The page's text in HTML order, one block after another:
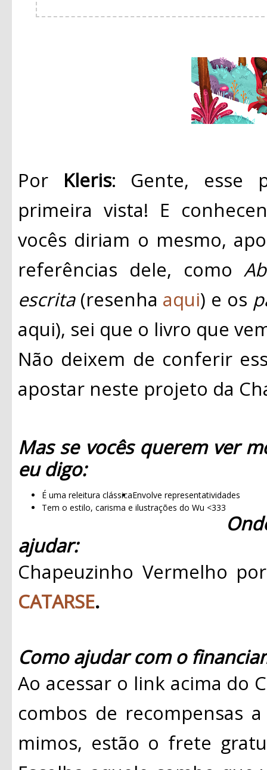
Por Kleris: Gente, esse
primeira vista! E
vocês diriam o mesmo,
referências dele, como
escrita(resenha aqui) e os
aqui), sei que o livro que
Não deixem de conferir
apostar neste projeto da
Mas se vocês querem ver
eu digo:
É uma releitura clássicaEnvolve representatividades
Tem o estilo, carisma e ilustrações do Wu <333
ajudar:
Chapeuzinho Vermelho
CATARSE.
Como ajudar com o
Ao acessar o link acima do
combos de recompensas
mimos, estão o frete